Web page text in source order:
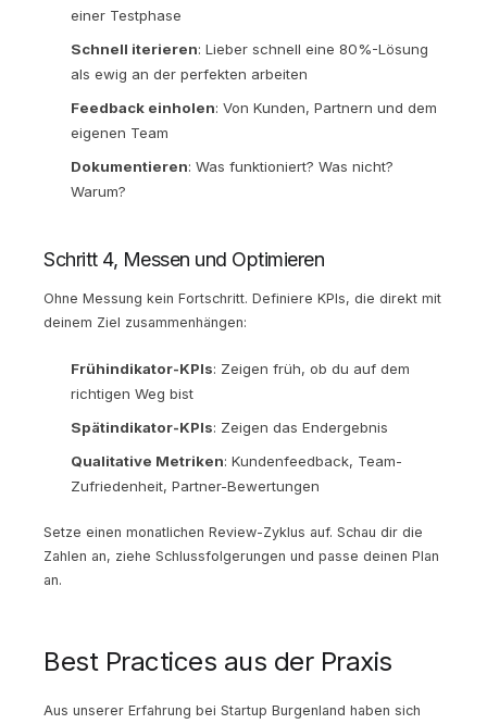
einer Testphase
Schnell iterieren: Lieber schnell eine 80%-Lösung
als ewig an der perfekten arbeiten
Feedback einholen: Von Kunden, Partnern und dem
eigenen Team
Dokumentieren: Was funktioniert? Was nicht?
Warum?
Schritt 4, Messen und Optimieren
Ohne Messung kein Fortschritt. Definiere KPIs, die direkt mit
deinem Ziel zusammenhängen:
Frühindikator-KPIs: Zeigen früh, ob du auf dem
richtigen Weg bist
Spätindikator-KPIs: Zeigen das Endergebnis
Qualitative Metriken: Kundenfeedback, Team-
Zufriedenheit, Partner-Bewertungen
Setze einen monatlichen Review-Zyklus auf. Schau dir die
Zahlen an, ziehe Schlussfolgerungen und passe deinen Plan
an.
Best Practices aus der Praxis
Aus unserer Erfahrung bei Startup Burgenland haben sich